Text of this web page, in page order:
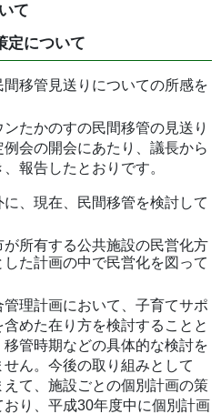
て
定について
移管見送りについての所感を
たかのすの民間移管の見送り
会の開会にあたり、議長から
報告したとおりです。
、現在、民間移管を検討して
所有する公共施設の民営化方
た計画の中で民営化を図って
理計画において、子育てサポ
めた在り方を検討することと
管時期などの具体的な検討を
ん。今後の取り組みとして
て、施設ごとの個別計画の策
り、平成30年度中に個別計画